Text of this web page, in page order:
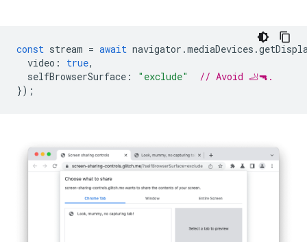
const stream = await navigator .mediaDevices .
video : true,
selfBrowserSurface : "exclude"
// Avoid 🦶🔫.
});